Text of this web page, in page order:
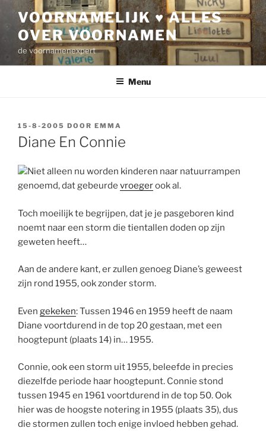
inhoud
VOORNAMELIJK ♥ ALLES
OVER VOORNAMEN
de voornamenexpert
Menu
GEPLAATST
OP
15-8-2005 DOOR EMMA
Diane En Connie
Niet alleen nu worden kinderen naar natuurrampen
genoemd, dat gebeurde vroegerook al.
Toch moeilijk te begrijpen, dat je je pasgeboren kind
noemt naar een storm die tientallen doden op zijn
geweten heeft…
Aan de andere kant, er zullen genoeg Diane’s geweest
zijn rond 1955, ook zonder storm.
Even gekeken: Tussen 1946 en 1959 heeft de naam
Diane voortdurend in de top 20 gestaan, met een
hoogtepunt (plaats 14) in… 1955.
Connie, ook een storm uit 1955, beleefde in precies
diezelfde periode haar hoogtepunt. Connie stond
tussen 1945 en 1961 voortdurend in de top 50. Ook
hier was de hoogste notering in 1955 (plaats 35), dus
die stormen zullen toch enige invloed hebben gehad.